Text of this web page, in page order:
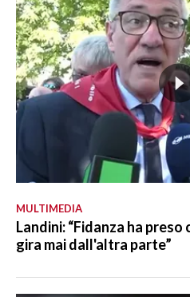
MULTIMEDIA
Landini: “Fidanza ha
gira mai dall'altra parte”